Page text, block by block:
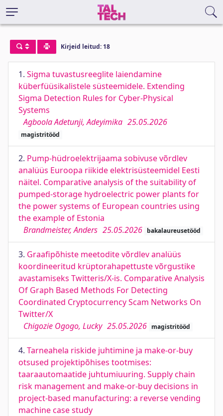
Kirjeid leitud: 18
1. Sigma tuvastusreeglite laiendamine
küberfüüsikalistele süsteemidele. Extending
Sigma Detection Rules for Cyber-Physical
Systems
Agboola Adetunji, Adeyimika 25.05.2026
magistritööd
2. Pump-hüdroelektrijaama sobivuse võrdlev
analüüs Euroopa riikide elektrisüsteemidel Eesti
näitel. Comparative analysis of the suitability of
pumped-storage hydroelectric power plants for
the power systems of European countries using
the example of Estonia
Brandmeister, Anders 25.05.2026 bakalaureusetööd
3. Graafipõhiste meetodite võrdlev analüüs
koordineeritud krüptorahapettuste võrgustike
avastamiseks Twitteris/X-is. Comparative Analysis
Of Graph Based Methods For Detecting
Coordinated Cryptocurrency Scam Networks On
Twitter/X
Chigozie Ogogo, Lucky 25.05.2026 magistritööd
4. Tarneahela riskide juhtimine ja make-or-buy
otsused projektipõhises tootmises:
taaraautomaatide juhtumiuuring. Supply chain
risk management and make-or-buy decisions in
project-based manufacturing: a reverse vending
machine case study